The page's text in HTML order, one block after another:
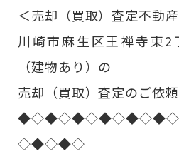
＜売却（買取）査定不動
川崎市麻生区王禅寺東
（建物あり）の
売却（買取）査定のご依
◇◆◇◆◇